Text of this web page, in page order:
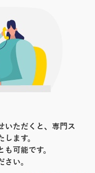
いただくと、専門ス
ます。
可能です。
い。